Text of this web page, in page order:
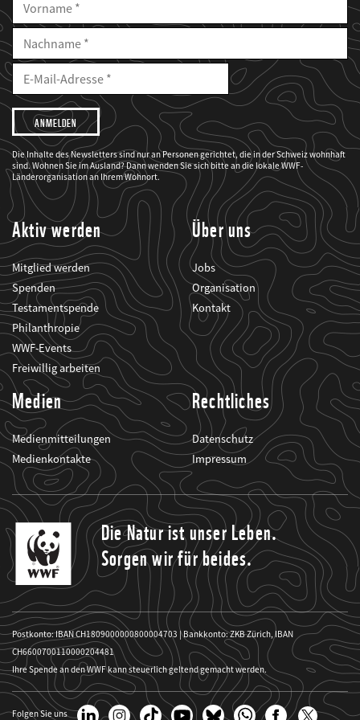
Vorname
Nachname
E-
Mailadresse
E-
Adresse
Ich
möchte,
dass
der
WWF
mich
über
seine
Projekte
informiert.
Die Inhalte des Newsletters sind nur an Personen gerichtet, die in der Schweiz wohnhaft
sind. Wohnen Sie im Ausland? Dann wenden Sie sich bitte an die lokale WWF-
Länderorganisation an Ihrem Wohnort.
Aktiv werden
Mitglied werden
Spenden
Testamentspende
Philanthropie
WWF-Events
Freiwillig arbeiten
Über uns
Jobs
Organisation
Kontakt
Medien
Medienmitteilungen
Medienkontakte
Rechtliches
Datenschutz
Impressum
Die Natur ist unser Leben.
Sorgen wir für beides.
Postkonto: IBAN CH1809000000800004703 | Bankkonto: ZKB Zürich, IBAN
CH6600700110000204481
Ihre Spende an den WWF kann steuerlich geltend gemacht werden.
Folgen Sie uns